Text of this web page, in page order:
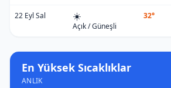
22 Eyl Sal ☀️
Açık / Güneşli
32°
En Yüksek Sıcaklıklar
ANLIK